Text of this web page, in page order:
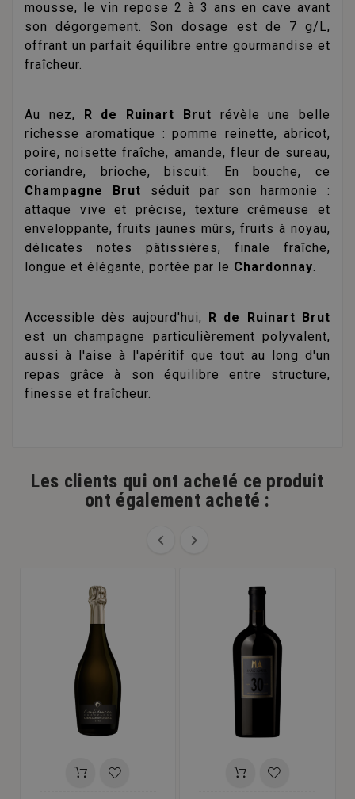
mousse, le vin repose 2 à 3 ans en cave avant
son dégorgement. Son dosage est de 7 g/L,
offrant un parfait équilibre entre gourmandise et
fraîcheur.
Au nez, R de Ruinart Brut révèle une belle
richesse aromatique : pomme reinette, abricot,
poire, noisette fraîche, amande, fleur de sureau,
coriandre, brioche, biscuit. En bouche, ce
Champagne Brut séduit par son harmonie :
attaque vive et précise, texture crémeuse et
enveloppante, fruits jaunes mûrs, fruits à noyau,
délicates notes pâtissières, finale fraîche,
longue et élégante, portée par le Chardonnay.
Accessible dès aujourd'hui, R de Ruinart Brut
est un champagne particulièrement polyvalent,
aussi à l'aise à l'apéritif que tout au long d'un
repas grâce à son équilibre entre structure,
finesse et fraîcheur.
Les clients qui ont acheté ce produit
ont également acheté :
 